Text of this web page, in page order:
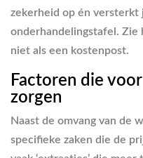
zekerheid op én versterkt
onderhandelingstafel. Zie
niet als een kostenpost.
Factoren die
zorgen
Naast de omvang van de
specifieke zaken die de